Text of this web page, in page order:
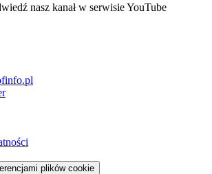
- otwiera się w nowej karcie
nasz kanał w serwisie YouTube
plików cookie